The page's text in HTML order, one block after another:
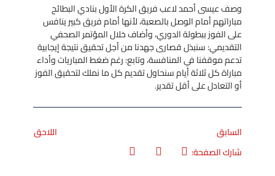
وصف عيسى أحمد لاعب فريق الكرة الأول بنادي البطائح
مباراتهم أمام الوصل بالصعبة، لأنها أمام فريق كبير ينافس
على الفوز ببطولة الدوري، وأضاف خلال المؤتمر الصحفي
التقديمي: سنبذل قصارى جهدنا من أجل تحقيق نتيجة إيجابية
تدعم موقفنا في المنافسة، وتابع: رغم ضغط المباريات وأداء
مباراة كل ثلاثة أيام سنحاول تقديم كل ما نملك لتحقيق الفوز
أو التعادل على أقل تقدير.
السابق
اللاحق
شارك الصفحة: